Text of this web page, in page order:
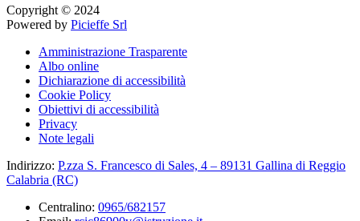
Copyright © 2024
Powered by Picieffe Srl
Amministrazione Trasparente
Albo online
Dichiarazione di accessibilità
Cookie Policy
Obiettivi di accessibilità
Privacy
Note legali
Indirizzo: P.zza S. Francesco di Sales, 4 – 89131 Gallina di Reggio
Calabria (RC)
Centralino: 0965/682157